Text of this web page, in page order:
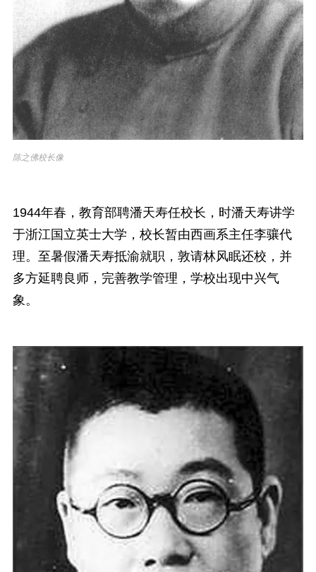
陈之佛校长像
1944年春，教育部聘潘天寿任校长，时潘天寿讲学
于浙江国立英士大学，校长暂由西画系主任李骧代
理。至暑假潘天寿抵渝就职，敦请林风眠还校，并
多方延聘良师，完善教学管理，学校出现中兴气
象。